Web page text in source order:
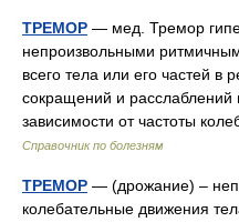
ТРЕМОР — мед. Тремор
непроизвольными
всего тела или его частей в
сокращений и
зависимости от частоты
Справочник по болезням
ТРЕМОР — (дрожание) –
колебательные движения